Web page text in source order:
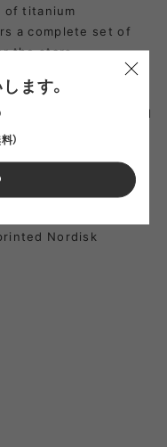
of titanium
a complete set of
the stars.
no space, they
reduces weight and
and sturdiness to
and knife are
and milled
an angular hole for
Nordisk
ます。
）